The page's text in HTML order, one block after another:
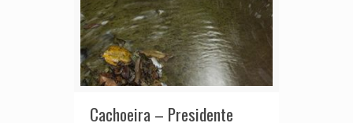
Cachoeira – Presidente